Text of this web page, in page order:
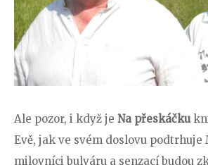
Ale pozor, i když je Na přeskáčku
Evě, jak ve svém doslovu podtrhuje
milovníci bulváru a senzací budou